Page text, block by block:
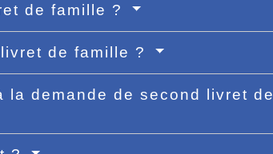
de famille ?
de famille ?
la demande de second livret de